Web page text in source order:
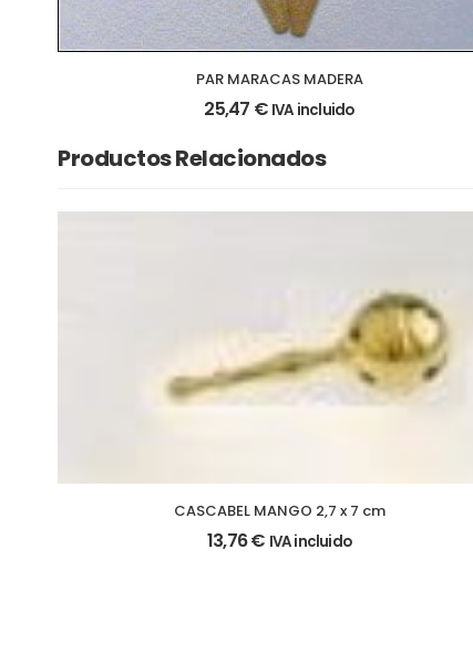
PAR MARACAS MADERA
25,47 € IVA incluido
Productos Relacionados
CASCABEL MANGO 2,7 x 7 cm
13,76€ IVA incluido